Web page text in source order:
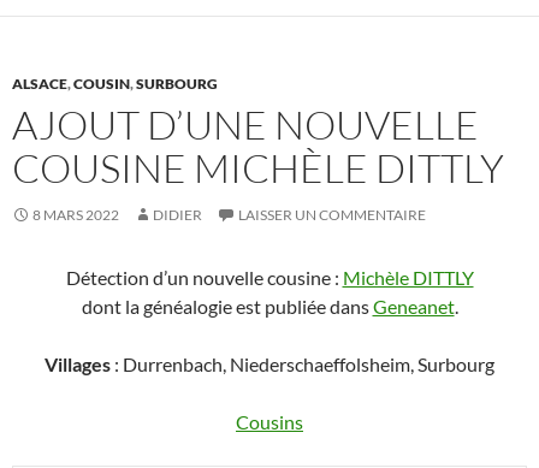
ALSACE,COUSIN,SURBOURG
AJOUT D’UNE NOUVELLE
COUSINE MICHÈLE DITTLY
8 MARS 2022 DIDIER LAISSER UN COMMENTAIRE
Détection d’un nouvelle cousine : Michèle DITTLY
dont la généalogie est publiée dansGeneanet.
Villages : Durrenbach, Niederschaeffolsheim, Surbourg
Cousins